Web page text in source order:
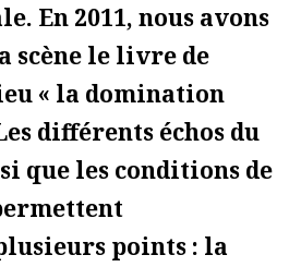
En 2011, nous avons
scène le livre de
« la domination
différents échos du
que les conditions de
points : la